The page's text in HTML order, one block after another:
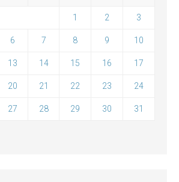
1 2 3
6 7 8 9 10
13 14 15 16 17
20 21 22 23 24
27 28 29 30 31